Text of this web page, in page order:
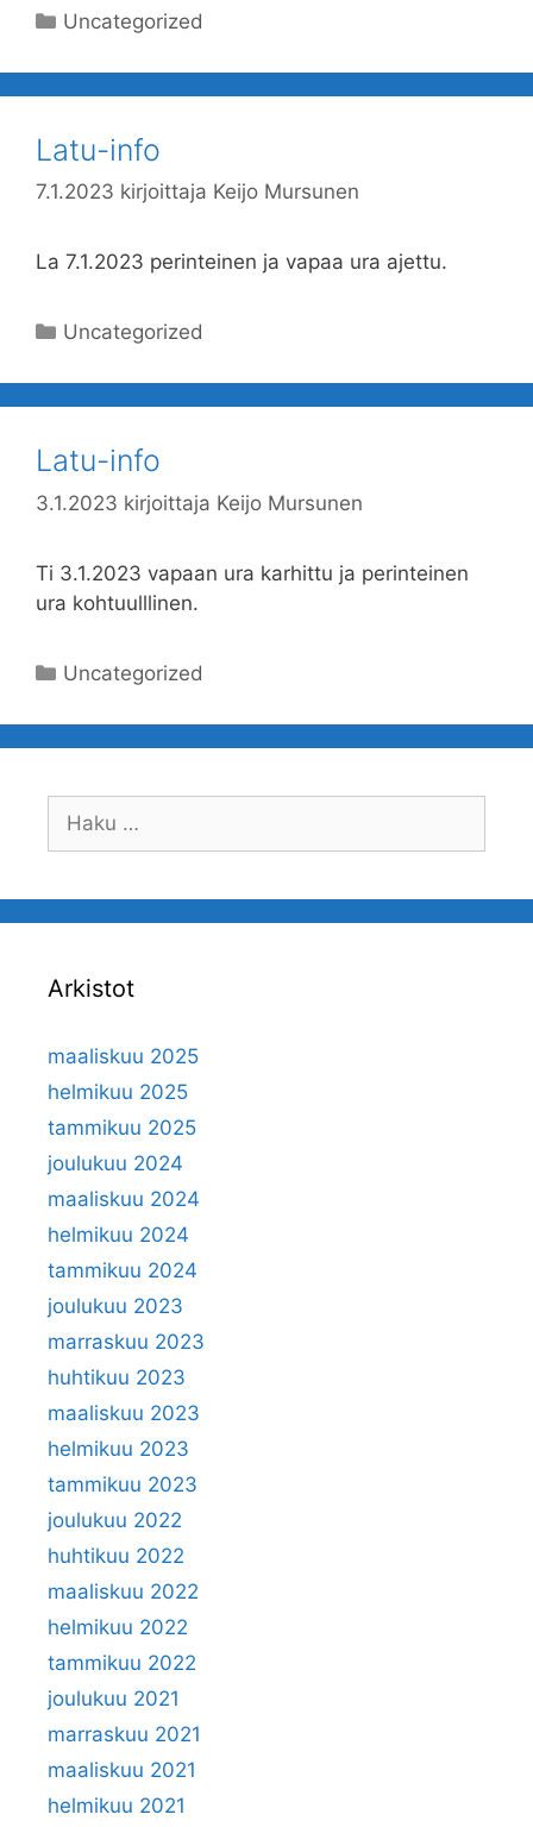
Kategoriat
Uncategorized
Latu-info
7.1.2023 kirjoittaja Keijo Mursunen
La 7.1.2023 perinteinen ja vapaa ura ajettu.
Kategoriat
Uncategorized
Latu-info
3.1.2023 kirjoittaja Keijo Mursunen
Ti 3.1.2023 vapaan ura karhittu ja perinteinen
ura kohtuulllinen.
Kategoriat
Uncategorized
Arkistot
maaliskuu 2025
helmikuu 2025
tammikuu 2025
joulukuu 2024
maaliskuu 2024
helmikuu 2024
tammikuu 2024
joulukuu 2023
marraskuu 2023
huhtikuu 2023
maaliskuu 2023
helmikuu 2023
tammikuu 2023
joulukuu 2022
huhtikuu 2022
maaliskuu 2022
helmikuu 2022
tammikuu 2022
joulukuu 2021
marraskuu 2021
maaliskuu 2021
helmikuu 2021